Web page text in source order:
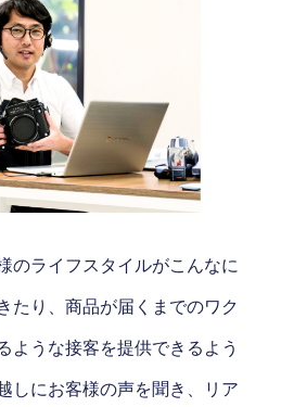
のライフスタイルがこんなに
たり、商品が届くまでのワク
ような接客を提供できるよう
しにお客様の声を聞き、リア